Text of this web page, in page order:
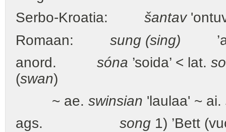
Serbo-Kroatia: šantav
Romaan: sung (sing)
anord. sóna ’soida’ < lat.
(swan)
~ ae. swinsian 'laulaa' ~ ai.
ags. song 1) ’Bett